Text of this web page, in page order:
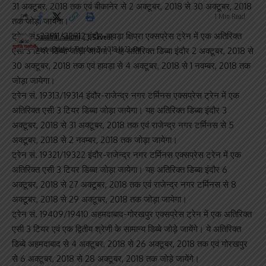
31 अक्टूबर, 2018 तक एवं बीकानेर से 2 अक्टूबर, 2018 से 30 अक्टूबर, 2018
तक जोड़ा जायेगा।
ट्रेन सं. 22911/22912 इंदौर-हावड़ा क्षिप्रा एक्सप्रेस ट्रेन में एक अतिरिक्त
एसी 3 टियर डिब्बा जोड़ा जायेगा। यह अतिरिक्त डिब्बा इंदौर 2 अक्टूबर, 2018 से
30 अक्टूबर, 2018 तक एवं हावड़ा से 4 अक्टूबर, 2018 से 1 नवम्बर, 2018 तक
जोड़ा जायेगा।
ट्रेन सं. 19313/19314 इंदौर-राजेन्द्र नगर टर्मिनस एक्सप्रेस ट्रेन में एक
अतिरिक्त एसी 3 टियर डिब्बा जोड़ा जायेगा। यह अतिरिक्त डिब्बा इंदौर 3
अक्टूबर, 2018 से 31 अक्टूबर, 2018 तक एवं राजेन्द्र नगर टर्मिनस से 5
अक्टूबर, 2018 से 2 नवम्बर, 2018 तक जोड़ा जायेगा।
ट्रेन सं. 19321/19322 इंदौर-राजेन्द्र नगर टर्मिनस एक्सप्रेस ट्रेन में एक
अतिरिक्त एसी 3 टियर डिब्बा जोड़ा जायेगा। यह अतिरिक्त डिब्बा इंदौर 6
अक्टूबर, 2018 से 27 अक्टूबर, 2018 तक एवं राजेन्द्र नगर टर्मिनस से 8
अक्टूबर, 2018 से 29 अक्टूबर, 2018 तक जोड़ा जायेगा।
ट्रेन सं. 19409/19410 अहमदाबाद-गोरखपुर एक्सप्रेस ट्रेन में एक अतिरिक्त
एसी 3 टियर एवं एक द्वितीय श्रेणी के सामान्य डिब्बे जोड़े जायेंगे। ये अतिरिक्त
डिब्बे अहमदाबाद से 4 अक्टूबर, 2018 से 26 अक्टूबर, 2018 तक एवं गोरखपुर
से 6 अक्टूबर, 2018 से 28 अक्टूबर, 2018 तक जोड़े जायेंगे।
Last updated: October 3, 2018 11:22 am
Surabhi Saloni
1 Min Read
मुंबई।मुंबई के मरीन ड्राइव पर सबसे महंगे सार्वजनिक शौचालय का निर्माण किया
गया है। मीडिया खबरों के अनुसार, इस सार्वजनिक शौचालय को बनाने में कुल 90
लाख रुपए खर्च हुए हैं। इसे मंगलवार को बीएमसी ने जनता के इस्तेमाल के लिए
खोल दिया है। इसका उद्घाटन युवा सेना अध्यक्ष आदित्य ठाकरे ने किया।
जानकारी के अनुसार, इस टॉयलेट का निर्माण जिंदल समूह और सैमाटेक द्वारा
कॉरपोरेट सोशल रिस्पांसिबिलिटी (CSR) के तहत किया गया है. नगर निगम पहले
दो महीने तक इसे लोगों को मुफ्त में इस्तेमाल करने की इजाजत देगा, बाद में चार्ज
लिया जाएगा। आमतौर पर बीएमसी के एक पब्लिक टॉयलेट के निर्माण पर 25 से
30 लाख रुपये खर्च होते हैं, लेकिन नगर निगम को इस टॉयलेट के लिए बिल्डिंग
मटीरियल और डिजाइन वर्क फ्री में मिला है।